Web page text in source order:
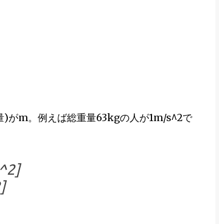
)がm。例えば総重量63kgの人が1m/s^2で